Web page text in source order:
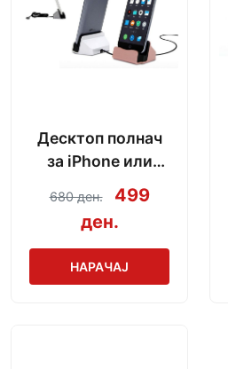
Десктоп полнач
за iPhone или
Android со модел
по избор
680 ден.
499
ден.
НАРАЧАЈ